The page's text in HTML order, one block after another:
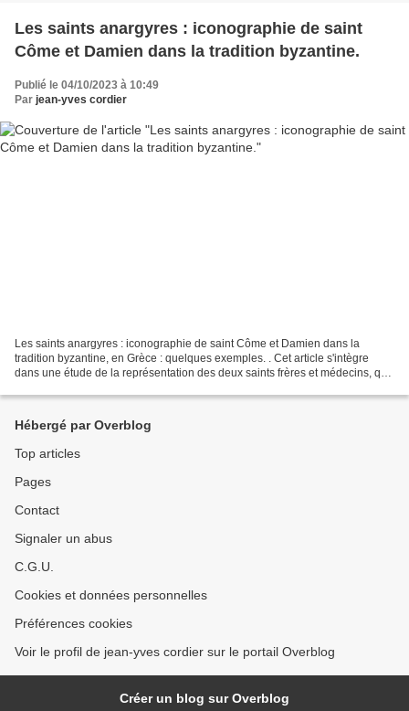
Les saints anargyres : iconographie de saint
Côme et Damien dans la tradition byzantine.
Publié le 04/10/2023 à 10:49
Par jean-yves cordier
Les saints anargyres : iconographie de saint Côme et Damien dans la
tradition byzantine, en Grèce : quelques exemples. . Cet article s'intègre
dans une étude de la représentation des deux saints frères et médecins, qui
Hébergé par Overblog
Top articles
Pages
Contact
Signaler un abus
C.G.U.
Cookies et données personnelles
Préférences cookies
Voir le profil de jean-yves cordier sur le portail Overblog
Créer un blog sur Overblog